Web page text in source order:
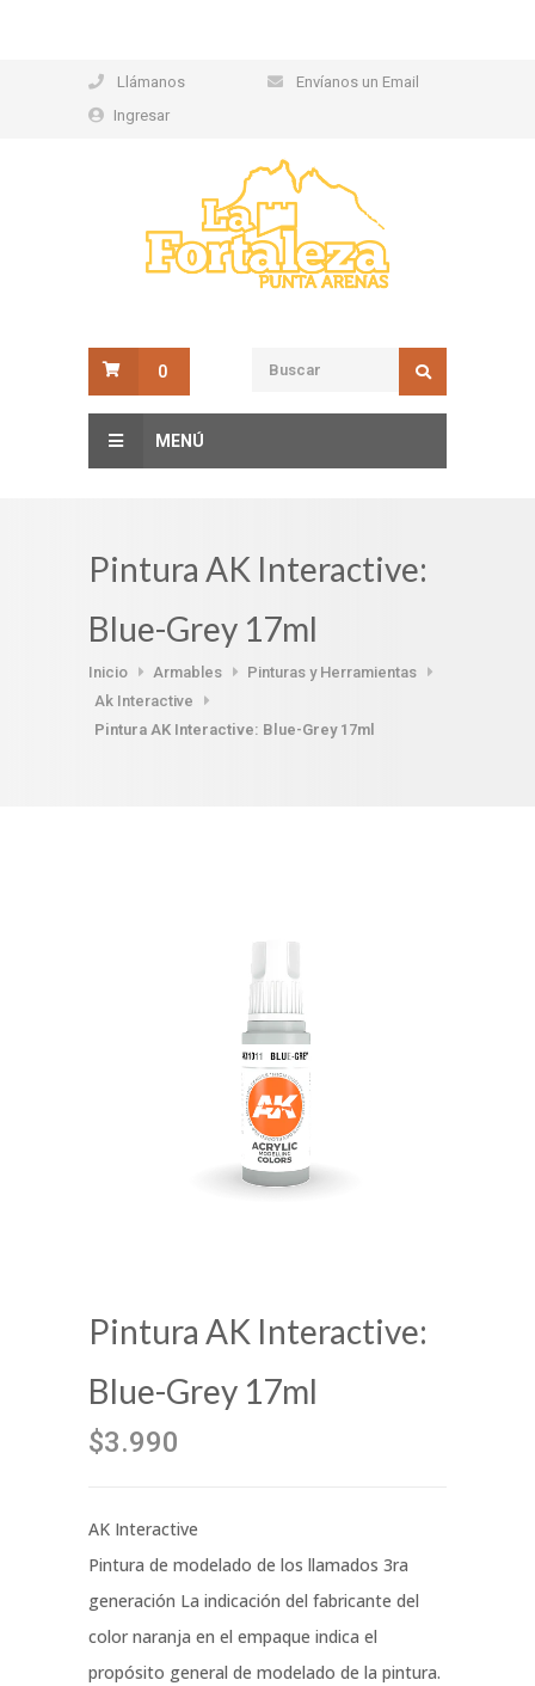
Llámanos
Envíanos un Email
Ingresar
0
MENÚ
Pintura AK Interactive:
Blue-Grey 17ml
Inicio Armables
Pinturas y Herramientas
Ak Interactive
Pintura AK Interactive: Blue-Grey 17ml
Pintura AK Interactive:
Blue-Grey 17ml
$3.990
AK Interactive
Pintura de modelado de los llamados 3ra
generación La indicación del fabricante del
color naranja en el empaque indica el
propósito general de modelado de la pintura.